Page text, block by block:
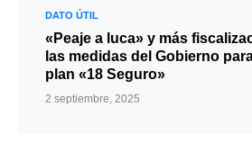
DATO ÚTIL
«Peaje a luca» y más
las medidas del Gobierno
plan «18 Seguro»
2 septiembre, 2025